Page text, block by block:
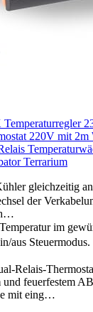
220V mit 2m
Terrarium
gleichzeitig
der
im
aus
Relais-
und feuerfestem
mit eing…